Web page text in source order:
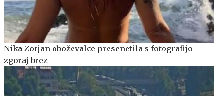
Nika Zorjan oboževalce presenetila s fotografijo
zgoraj brez